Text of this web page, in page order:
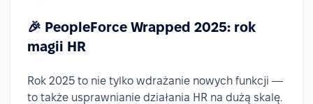
🎉 PeopleForce Wrapped 2025: rok
magii HR
Rok 2025 to nie tylko wdrażanie nowych funkcji —
to także usprawnianie działania HR na dużą skalę.